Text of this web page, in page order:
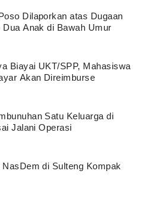
Dilaporkan atas Dugaan
Dua Anak di Bawah Umur
Biayai UKT/SPP, Mahasiswa
Akan Direimburse
Satu Keluarga di
Jalani Operasi
di Sulteng Kompak